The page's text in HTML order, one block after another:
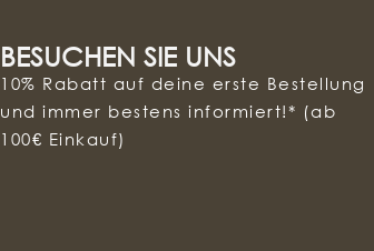
BESUCHEN SIE UNS
10% Rabatt auf deine erste Bestellung
und immer bestens informiert!* (ab
100€ Einkauf)